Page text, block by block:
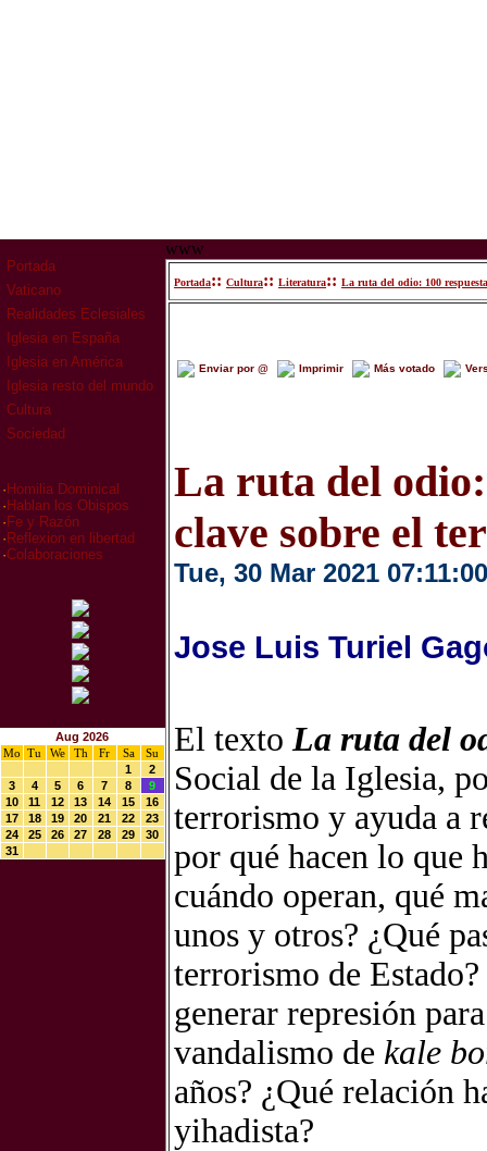
Portada
Vaticano
Realidades Eclesiales
Iglesia en España
Iglesia en América
Iglesia resto del mundo
Cultura
Sociedad
· Homilia Dominical
· Hablan los Obispos
· Fe y Razón
· Reflexion en libertad
·Colaboraciones
Aug 2026
Mo
Tu We Th Fr Sa
Su
1
2
3
4 5 6 7 8
9
10
11 12 13 14 15
16
17
18 19 20 21 22
23
24
25 26 27 28 29
30
31
www
Portada:: Cultura:: Literatura:: La ruta del odio: 100
Enviar por @ Imprimir Más votado
La ruta del
clave sobre el
Tue, 30 Mar 2021 07:11:00
Jose Luis Turiel
El texto La ruta del
Social de la Iglesia,
terrorismo y ayuda a
por qué hacen lo que
cuándo operan, qué
unos y otros? ¿Qué
terrorismo de
generar represión
vandalismo de kale
años? ¿Qué relación
yihadista?